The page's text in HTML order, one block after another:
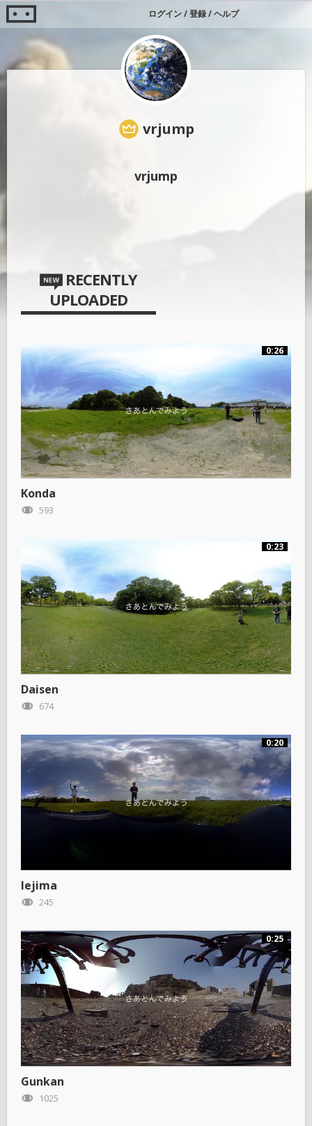
ログイン/登録/ヘルプ
vrjump
vrjump
RECENTLY
UPLOADED
0:26
Konda
593
0:23
Daisen
674
0:20
Iejima
245
0:25
Gunkan
1025